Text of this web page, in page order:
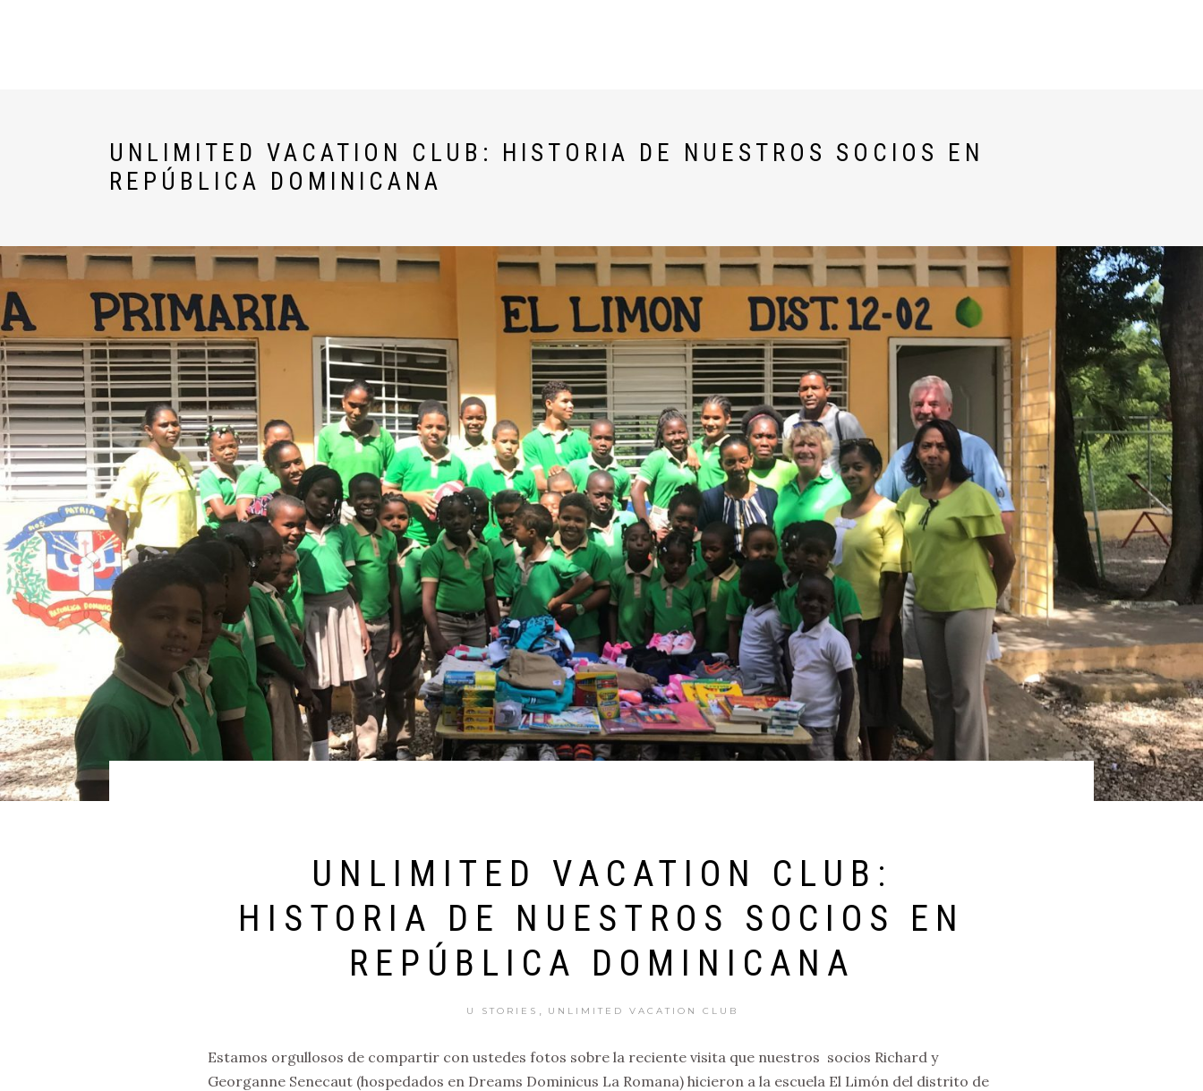
UNLIMITED VACATION CLUB: HISTORIA DE NUESTROS SOCIOS EN
REPÚBLICA DOMINICANA
UNLIMITED VACATION CLUB:
HISTORIA DE NUESTROS SOCIOS EN
REPÚBLICA DOMINICANA
U STORIES UNLIMITED VACATION CLUB
Estamos orgullosos de compartir con ustedes fotos sobre la reciente visita que nuestros socios Richard y
Georganne Senecaut (hospedados en Dreams Dominicus La Romana) hicieron a la escuela El Limón del distrito de